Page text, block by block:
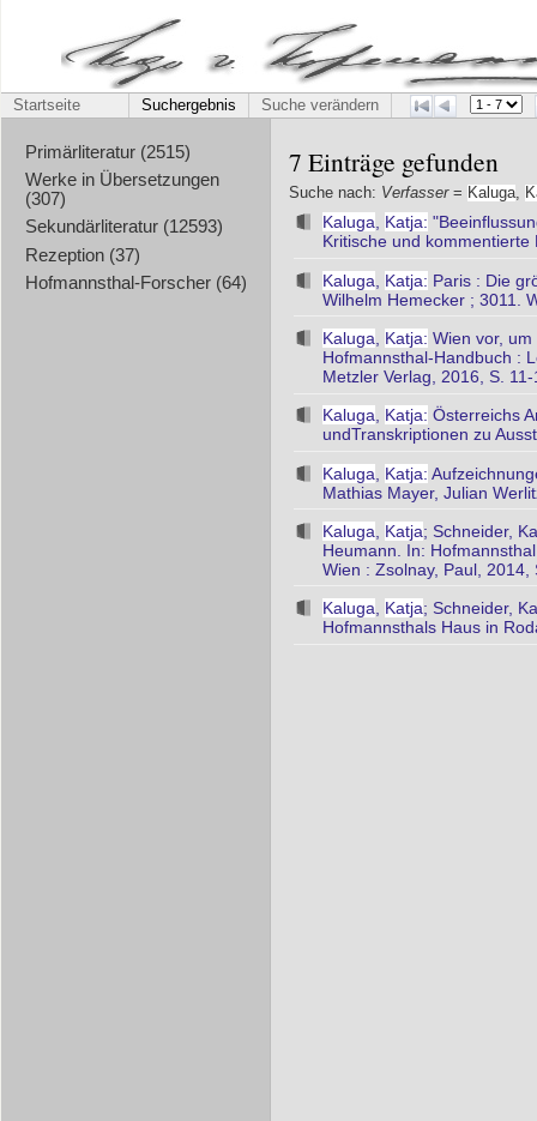
Startseite Suchergebnis Suche verändern
Primärliteratur (2515)
Werke in Übersetzungen
(307)
Sekundärliteratur (12593)
Rezeption (37)
Hofmannsthal-Forscher (64)
7 Einträge gefunden
Suche nach: Verfasser= Kaluga
Kaluga, Katja:
Kritische und
Kaluga Katja: Paris : Die
Wilhelm Hemecker ; 3011.
Kaluga Katja: Wien vor,
Hofmannsthal-Handbuch :
Metzler Verlag, 2016, S. 11-
Kaluga, Katja: Österreichs
undTranskriptionen zu
Kaluga Katja:
Mathias Mayer, Julian
Kaluga Katja; Schneider,
Heumann. In:
Wien : Zsolnay, Paul, 2014,
Kaluga Katja; Schneider,
Hofmannsthals Haus in